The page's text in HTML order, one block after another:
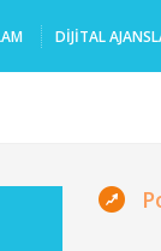
DIJITAL